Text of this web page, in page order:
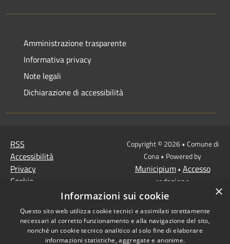
Amministrazione trasparente
Informativa privacy
Note legali
Dichiarazione di accessibilità
RSS
Accessibilità
Privacy
Cookie
MISSIONE 2 Rivoluzione
verde e transizione
ecologica
Copyright © 2026 • Comune di
Cona • Powered by
Municipium• Accesso
redazione
×
Informazioni sui cookie
Questo sito web utilizza cookie tecnici e assimilati strettamente
necessari al corretto funzionamento e alla navigazione del sito,
nonché un cookie tecnico analitico al solo fine di elaborare
informazioni statistiche, aggregate e anonime.